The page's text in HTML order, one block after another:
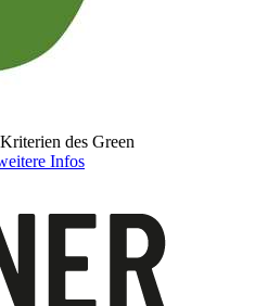
des Green
Infos